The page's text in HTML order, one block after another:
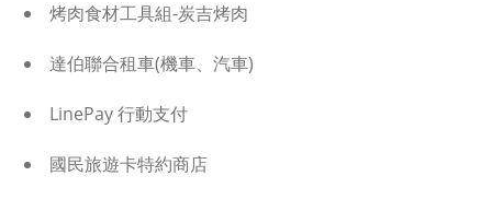
烤肉食材工具組-炭吉烤肉
達伯聯合租車(機車、汽車)
LinePay 行動支付
國民旅遊卡特約商店